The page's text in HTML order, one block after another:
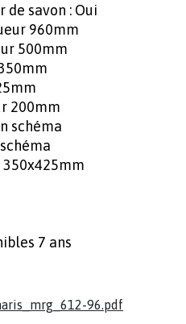
savon : Oui
960mm
500mm
200mm
schéma
7 ans
96.pdf